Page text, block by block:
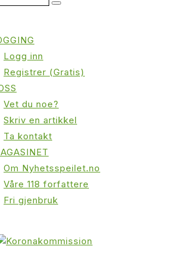
Logg inn
Registrer (Gratis)
Vet du noe?
Skriv en artikkel
Ta kontakt
Om Nyhetsspeilet.no
Våre 118 forfattere
Fri gjenbruk